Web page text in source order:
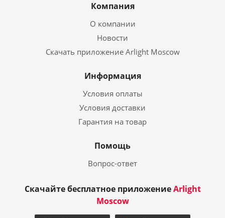
Компания
О компании
Новости
Скачать приложение Arlight Moscow
Информация
Условия оплаты
Условия доставки
Гарантия на товар
Помощь
Вопрос-ответ
Скачайте бесплатное приложениеArlight
Moscow